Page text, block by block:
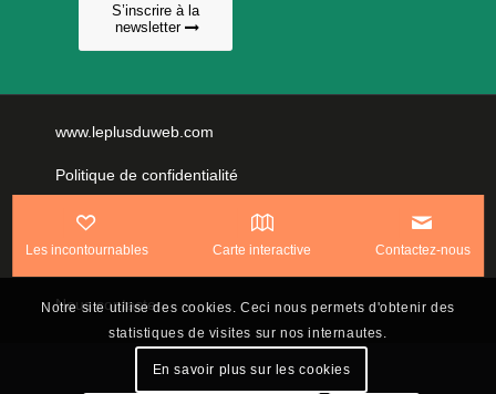
Les incontournables Carte interactive Contactez-nous
S’inscrire à la
newsletter
www.leplusduweb.com
Politique de confidentialité
Plan du site
Mentions légales
Nous contacter
Notre site utilise des cookies. Ceci nous permets d'obtenir des
statistiques de visites sur nos internautes.
En savoir plus sur les cookies